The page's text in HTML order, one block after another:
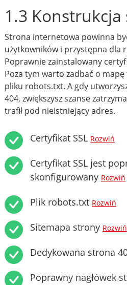
1.3
Strona internetowa powinna
użytkowników i przystępna dla
Poprawnie zainstalowany
Poza tym warto zadbać o
pliku robots.txt. A gdy
404, zwiększysz szanse
trafił pod nieistniejący adres.
Certyfikat SSL Rozwiń
Certyfikat SSL jest
skonfigurowany Rozwiń
Plik robots.txt Rozwiń
Sitemapa strony Rozwiń
Dedykowana strona
Poprawny nagłówek